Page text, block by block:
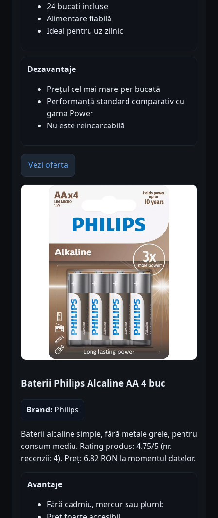
24 bucati incluse
Alimentare fiabilă
Ideal pentru uz zilnic
Dezavantaje
Prețul cel mai mare per bucată
Performanță standard comparativ cu
gama Power
Nu este reincarcabilă
Vezi oferta
Baterii Philips Alcaline AA 4 buc
Brand: Philips
Baterii alcaline simple, fără metale grele, pentru
consum mediu. Rating produs: 4.75/5 (nr.
recenzii: 4). Preț: 6.82 RON la momentul datelor.
Avantaje
Fără cadmiu, mercur sau plumb